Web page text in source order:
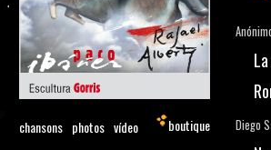
chansons photos vídeo boutique Diego